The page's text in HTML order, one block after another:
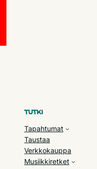
tutki
Tapahtumat
Taustaa
Verkkokauppa
Musiikkiretket